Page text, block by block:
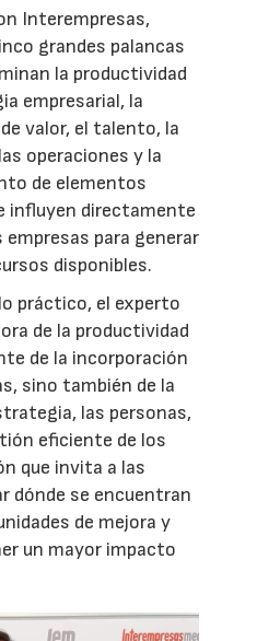
Interempresas,
grandes palancas
la productividad
empresarial, la
valor, el talento, la
operaciones y la
de elementos
influyen directamente
empresas para generar
disponibles.
práctico, el experto
de la productividad
de la incorporación
sino también de la
las personas,
eficiente de los
que invita a las
dónde se encuentran
de mejora y
un mayor impacto